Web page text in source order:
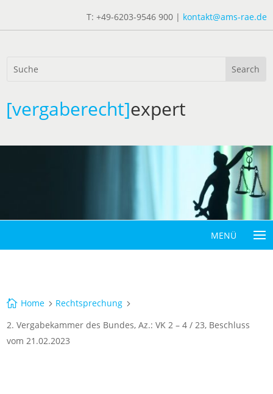
T: +49-6203-9546 900 | kontakt@ams-rae.de
[vergaberecht]expert
 Home 5 Rechtsprechung 5
2. Vergabekammer des Bundes, Az.: VK 2 – 4 / 23, Beschluss
vom 21.02.2023